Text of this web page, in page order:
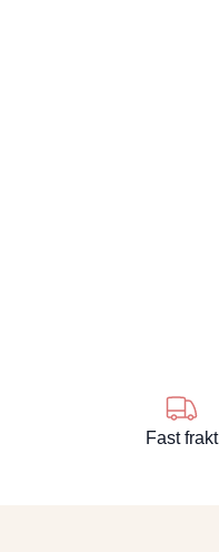
Fast frakt